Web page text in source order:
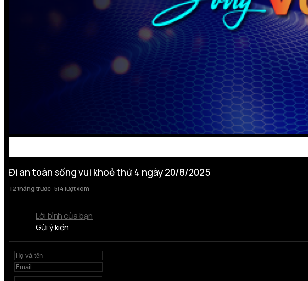
Đi an toàn sống vui khoẻ thứ 4 ngày 20/8/2025
12 tháng trước 514 lượt xem
Lời bình của bạn
Gửi ý kiến